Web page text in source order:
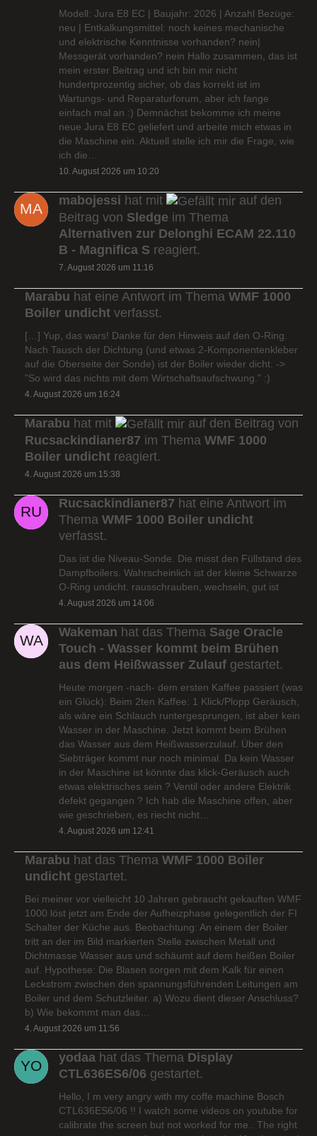
Modell: Jura E8 EC | Baujahr: 2026 | Anzahl Bezüge:
neu | Entkalkungsmittel: noch keines mechanische
und elektrische Kenntnisse vorhanden? nein|
Messgerät vorhanden? nein Hallo zusammen, das ist
mein erster Beitrag und ich bin mir nicht
hundertprozentig sicher, ob das korrekt ist im
Wartungs- und Reparaturforum, aber ich fange
einfach mal an :) Demnächst bekomme ich meine
neue Jura E8 EC geliefert und arbeite mich etwas in
die Maschine ein. Aktuell stelle ich mir die Frage, wie
ich die…
10. August 2026 um 10:20
mabojessi hat mit
auf den
Beitrag von Sledge im Thema
Alternativen zur Delonghi ECAM 22.110
B - Magnifica S reagiert.
7. August 2026 um 11:16
Marabu hat eine Antwort im Thema WMF 1000
Boiler undicht verfasst.
[…] Yup, das wars! Danke für den Hinweis auf den O-Ring.
Nach Tausch der Dichtung (und etwas 2-Komponentenkleber
auf die Oberseite der Sonde) ist der Boiler wieder dicht. ->
"So wird das nichts mit dem Wirtschaftsaufschwung." :)
4. August 2026 um 16:24
Marabu hat mit
auf den Beitrag von
Rucsackindianer87 im Thema WMF 1000
Boiler undicht reagiert.
4. August 2026 um 15:38
Rucsackindianer87 hat eine Antwort im
Thema WMF 1000 Boiler undicht
verfasst.
Das ist die Niveau-Sonde. Die misst den Füllstand des
Dampfboilers. Wahrscheinlich ist der kleine Schwarze
O-Ring undicht. rausschrauben, wechseln, gut ist
4. August 2026 um 14:06
Wakeman hat das Thema Sage Oracle
Touch - Wasser kommt beim Brühen
aus dem Heißwasser Zulauf gestartet.
Heute morgen -nach- dem ersten Kaffee passiert (was
ein Glück): Beim 2ten Kaffee: 1 Klick/Plopp Geräusch,
als wäre ein Schlauch runtergesprungen, ist aber kein
Wasser in der Maschine. Jetzt kommt beim Brühen
das Wasser aus dem Heißwasserzulauf. Über den
Siebträger kommt nur noch minimal. Da kein Wasser
in der Maschine ist könnte das klick-Geräusch auch
etwas elektrisches sein ? Ventil oder andere Elektrik
defekt gegangen ? Ich hab die Maschine offen, aber
wie geschrieben, es riecht nicht…
4. August 2026 um 12:41
Marabu hat das Thema WMF 1000 Boiler
undicht gestartet.
Bei meiner vor vielleicht 10 Jahren gebraucht gekauften WMF
1000 löst jetzt am Ende der Aufheizphase gelegentlich der FI
Schalter der Küche aus. Beobachtung: An einem der Boiler
tritt an der im Bild markierten Stelle zwischen Metall und
Dichtmasse Wasser aus und schäumt auf dem heißen Boiler
auf. Hypothese: Die Blasen sorgen mit dem Kalk für einen
Leckstrom zwischen den spannungsführenden Leitungen am
Boiler und dem Schutzleiter. a) Wozu dient dieser Anschluss?
b) Wie bekommt man das…
4. August 2026 um 11:56
yodaa hat das Thema Display
CTL636ES6/06 gestartet.
Hello, I m very angry with my coffe machine Bosch
CTL636ES6/06 !! I watch some videos on youtube for
calibrate the screen but not worked for me.. The right